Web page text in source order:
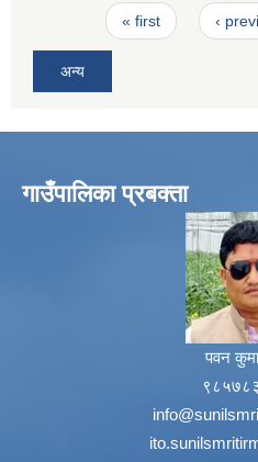
Pages« first ‹
अन्य
गाउँपालिका प्रबक्ता
पवन